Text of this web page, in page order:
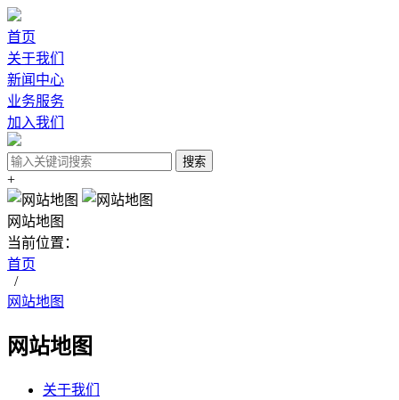
首页
关于我们
新闻中心
业务服务
加入我们
+
网站地图
当前位置：
首页
/
网站地图
网站地图
关于我们